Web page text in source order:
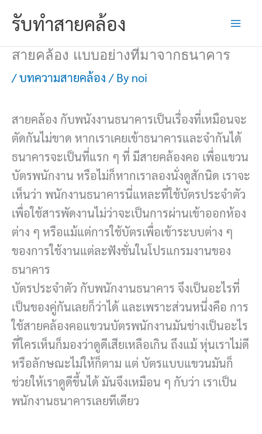
content
รับทำสายคล้อง
สายคล้อง แบบอย่างที่มาจากธนาคาร
/บทความสายคล้อง / By noi
สายคล้อง กับพนังงานธนาคารเป็นเรื่องที่เหมือนจะ
ตัดกันไม่ขาด หากเราเคยเข้าธนาคารและจำกันได้
ธนาคารจะเป็นที่แรก ๆ ที่ มีสายคล้องคอ เพื่อแขวน
บัตรพนักงาน หรือไม่ก็หากเราลองนั่งดูสักนิด เราจะ
เห็นว่า พนักงานธนาคารนี่แหละที่ใช้บัตรประจำตัว
เพื่อใช้สารพัดงานไม่ว่าจะเป็นการผ่านเข้าออกห้อง
ต่าง ๆ หรือแม้แต่การใช้บัตรเพื่อเข้าระบบต่าง ๆ
ของการใช้งานแต่ละฟังชั่นในโปรแกรมงานของ
ธนาคาร
บัตรประจำตัว กับพนักงานธนาคาร จึงเป็นอะไรที่
เป็นของคู่กันเลยก็ว่าได้ และเพราะส่วนหนึ่งคือ การ
ใช้สายคล้องคอแขวนบัตรพนักงานมันช่างเป็นอะไร
ที่ใครเห็นก็มองว่าดูดีเสียเหลือเกิน ถึงแม้ หุ่นเราไม่ดี
หรือลักษณะไม่ให้ก็ตาม แต่ บัตรแบบแขวนมันก็
ช่วยให้เราดูดีขึ้นได้ มันจึงเหมือน ๆ กับว่า เราเป็น
พนักงานธนาคารเลยทีเดียว